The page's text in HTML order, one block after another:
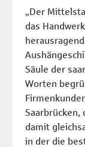
„Der
das
Säule der
Worten
damit
in der die